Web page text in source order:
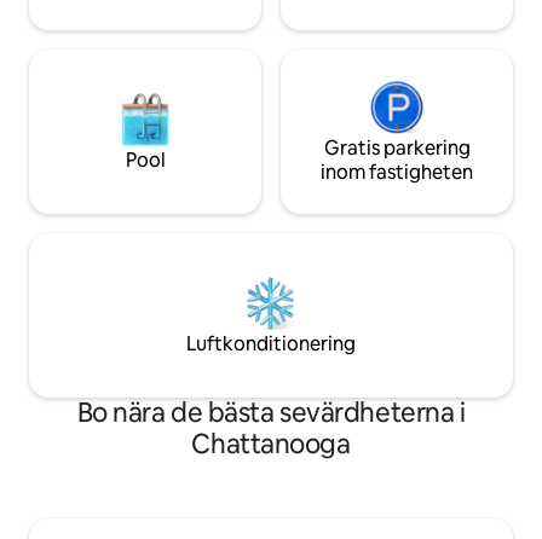
Pool
Gratis parkering
inom fastigheten
Luftkonditionering
Bo nära de bästa sevärdheterna i
Chattanooga